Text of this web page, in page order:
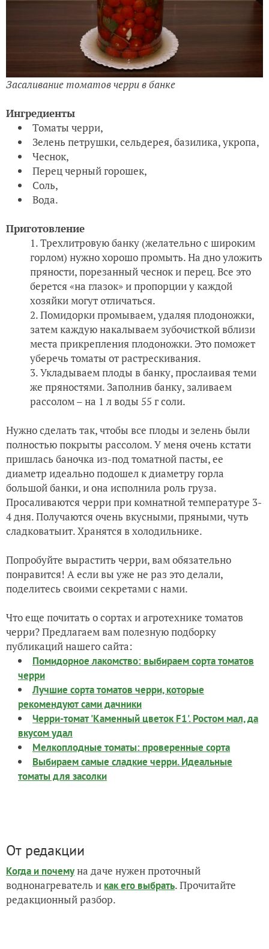
Засаливание томатов черри в банке
Ингредиенты
Томаты черри,
Зелень петрушки, сельдерея, базилика, укропа,
Чеснок,
Перец черный горошек,
Соль,
Вода.
Приготовление
Трехлитровую банку (желательно с широким
горлом) нужно хорошо промыть. На дно уложить
пряности, порезанный чеснок и перец. Все это
берется «на глазок» и пропорции у каждой
хозяйки могут отличаться.
Помидорки промываем, удаляя плодоножки,
затем каждую накалываем зубочисткой вблизи
места прикрепления плодоножки. Это поможет
уберечь томаты от растрескивания.
Укладываем плоды в банку, прослаивая теми
же пряностями. Заполнив банку, заливаем
рассолом – на 1 л воды 55 г соли.
Нужно сделать так, чтобы все плоды и зелень были
полностью покрыты рассолом. У меня очень кстати
пришлась баночка из-под томатной пасты, ее
диаметр идеально подошел к диаметру горла
большой банки, и она исполнила роль груза.
Просаливаются черри при комнатной температуре 3-
4 дня. Получаются очень вкусными, пряными, чуть
сладковатыит. Хранятся в холодильнике.
Попробуйте вырастить черри, вам обязательно
понравится! А если вы уже не раз это делали,
поделитесь своими секретами с нами.
Что еще почитать о сортах и агротехнике томатов
черри? Предлагаем вам полезную подборку
публикаций нашего сайта:
Помидорное лакомство: выбираем сорта томатов
черри
Лучшие сорта томатов черри, которые
рекомендуют сами дачники
Черри-томат 'Каменный цветок F1'. Ростом мал, да
вкусом удал
Мелкоплодные томаты: проверенные сорта
Выбираем самые сладкие черри. Идеальные
томаты для засолки
От редакции
Когда и почемуна даче нужен проточный
воднонагреватель и как его выбрать. Прочитайте
редакционный разбор.